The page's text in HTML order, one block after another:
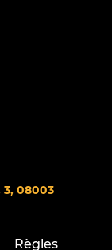
3, 08003
Règles